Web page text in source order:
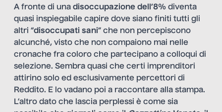
A fronte di una disoccupazione dell’8% diventa
quasi inspiegabile capire dove siano finiti tutti gli
altri “disoccupati sani” che non percepiscono
alcunché, visto che non compaiono mai nelle
cronache fra coloro che partecipano a colloqui di
selezione. Sembra quasi che certi imprenditori
attirino solo ed esclusivamente percettori di
Reddito. E lo vadano poi a raccontare alla stampa.
L’altro dato che lascia perplessi è come sia